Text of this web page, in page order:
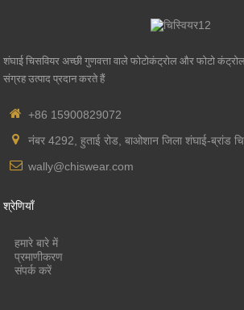
शंघाई चिसवियर अच्छी गुणवत्ता वाले फोटोकंट्रोल और फोटो
संग्रह उत्पाद प्रदान करते हैं
+86 15900829072
नंबर 4292, हुताई रोड, बाओशान जिला शंघाई-ब्रांड
wally@chiswear.com
श्रेणियाँ
हमारे बारे में
प्रमाणीकरण
संपर्क करें